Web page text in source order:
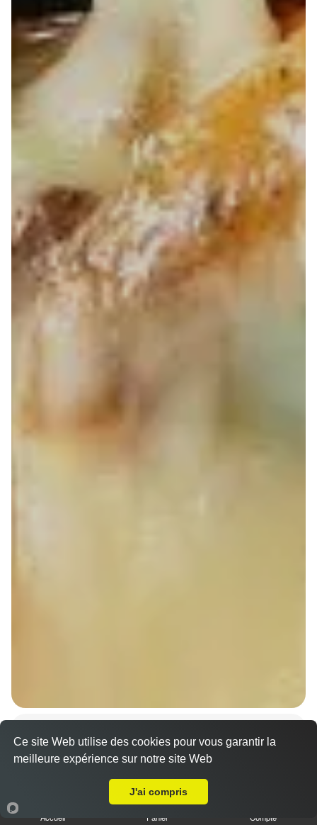
Dès7.00 €
Accueil Panier Compte
Ce site Web utilise des cookies pour vous garantir la
meilleure expérience sur notre site Web
J'ai compris